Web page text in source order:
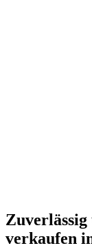
Zuverlässig
verkaufen